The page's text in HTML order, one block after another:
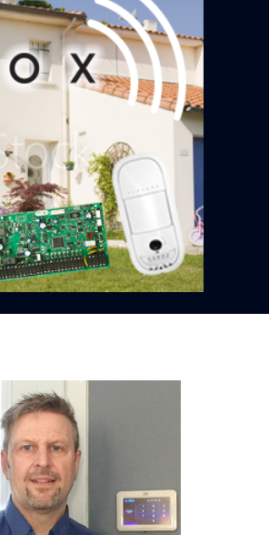
votre domicile contre le vol
de sécurité GC3
Neo
XVI